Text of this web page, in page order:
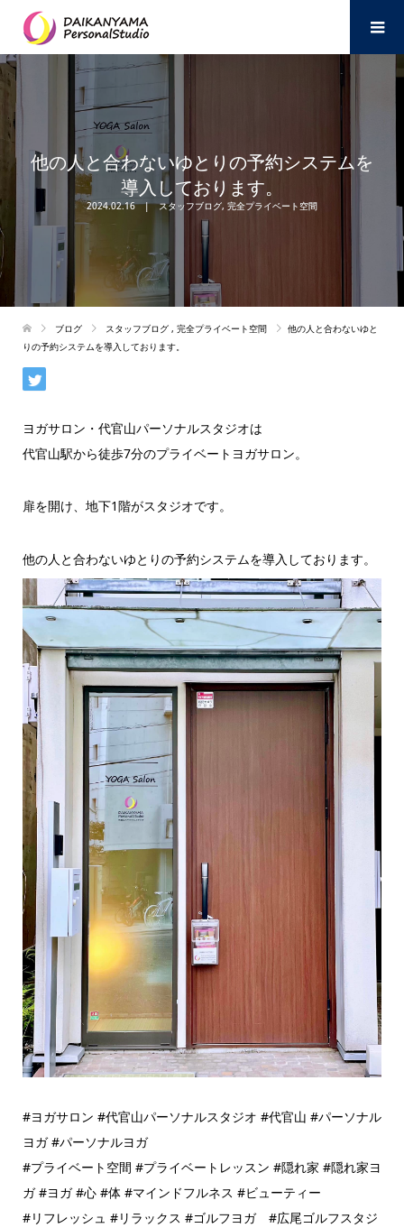
他の人と合わないゆとりの予約システムを
導入しております。
2024.02.16 スタッフブログ, 完全プライベート空間
ブログ スタッフブログ , 完全プライベート空間
他の人と合わないゆと
りの予約システムを導入しております。
ヨガサロン・代官山パーソナルスタジオは
代官山駅から徒歩7分のプライベートヨガサロン。
扉を開け、地下1階がスタジオです。
他の人と合わないゆとりの予約システムを導入しております。
#ヨガサロン #代官山パーソナルスタジオ #代官山 #パーソナル
ヨガ #パーソナルヨガ
#プライベート空間 #プライベートレッスン #隠れ家 #隠れ家ヨ
ガ #ヨガ #心 #体 #マインドフルネス #ビューティー
#リフレッシュ #リラックス #ゴルフヨガ #広尾ゴルフスタジ